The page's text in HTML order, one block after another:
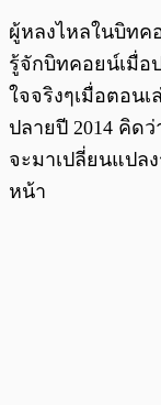
ผู้หลงไหลในบิทค
รู้จักบิทคอยน์เมื่อ
ใจจริงๆเมื่อตอน
ปลายปี 2014 คิดว่
จะมาเปลี่ยนแปล
หน้า